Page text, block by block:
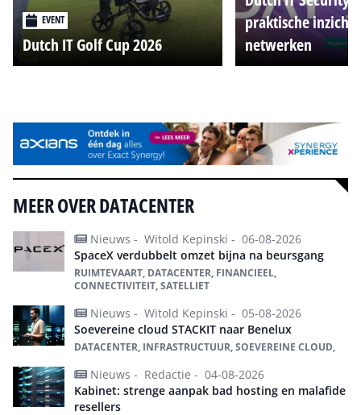
EVENT
Dutch IT Golf Cup 2026
praktische
netwerken
MEER OVER DATACENTER
Nieuws - Witold Kepinski - 06-08-2026
SpaceX verdubbelt omzet bijna na beursgang
RUIMTEVAART, DATACENTER, FINANCIEEL,
CONNECTIVITEIT, SATELLIET
Nieuws - Witold Kepinski - 05-08-2026
Soevereine cloud STACKIT naar Benelux
DATACENTER, INFRASTRUCTUUR, SOEVEREINE CLOUD,
Nieuws - Redactie - 04-08-2026
Kabinet: strenge aanpak bad hosting en malafide
resellers